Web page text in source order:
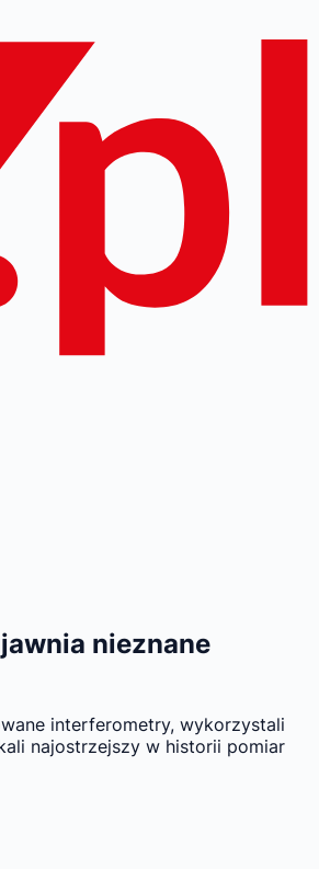
nieznane
interferometry, wykorzystali
najostrzejszy w historii pomiar